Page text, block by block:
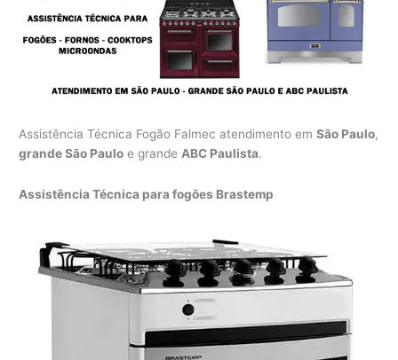
Assistência Técnica Fogão Falmec atendimento emSão Paulo,
grande São Paulo e grandeABC Paulista.
Assistência Técnica para fogões Brastemp